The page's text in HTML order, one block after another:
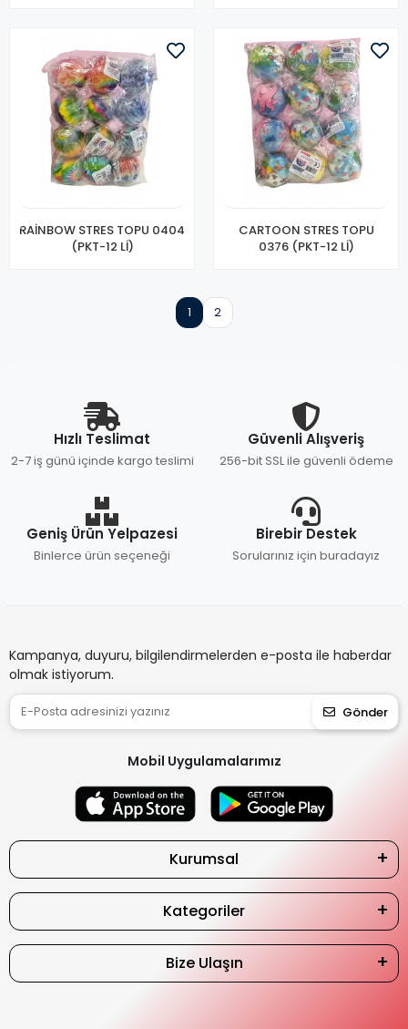
RAİNBOW STRES TOPU 0404
(PKT-12 Lİ)
CARTOON STRES TOPU
0376 (PKT-12 Lİ)
1 2
Hızlı Teslimat
2-7 iş günü içinde kargo teslimi
Güvenli Alışveriş
256-bit SSL ile güvenli ödeme
Geniş Ürün Yelpazesi
Binlerce ürün seçeneği
Birebir Destek
Sorularınız için buradayız
Kampanya, duyuru, bilgilendirmelerden e-posta ile haberdar
olmak istiyorum.
Gönder
Mobil Uygulamalarımız
Kurumsal
Kategoriler
Bize Ulaşın